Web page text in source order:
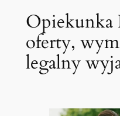
Opiekunka
oferty,
legalny